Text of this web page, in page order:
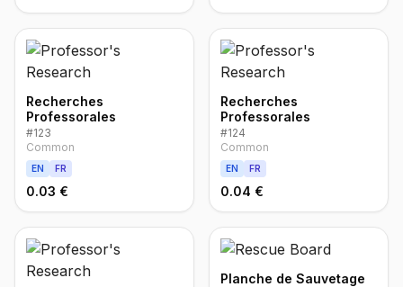
Recherches
Professorales
#123
Common
EN FR
0.03 €
Recherches
Professorales
#124
Common
EN FR
0.04 €
Planche de Sauvetage